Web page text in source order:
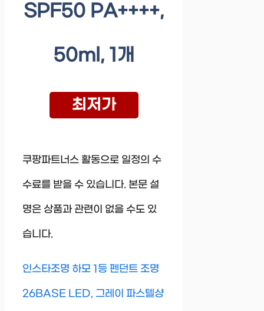
SPF50 PA++++,
50ml, 1개
최저가
쿠팡파트너스 활동으로 일정의 수
수료를 받을 수 있습니다. 본문 설
명은 상품과 관련이 없을 수도 있
습니다.
인스타조명 하모 1등 펜던트 조명
26BASE LED, 그레이 파스텔샹